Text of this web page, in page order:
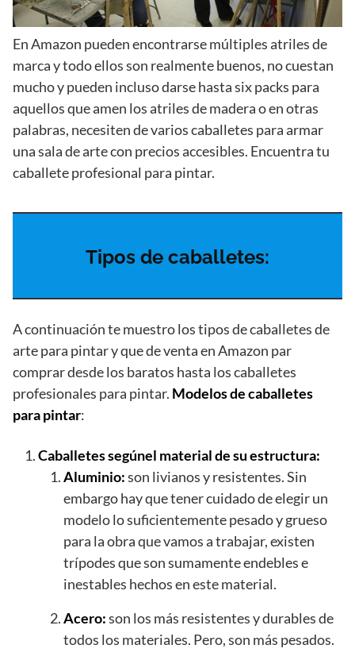
En Amazon pueden encontrarse múltiples atriles de
marca y todo ellos son realmente buenos, no cuestan
mucho y pueden incluso darse hasta six packs para
aquellos que amen los atriles de madera o en otras
palabras, necesiten de varios caballetes para armar
una sala de arte con precios accesibles. Encuentra tu
caballete profesional para pintar.
Tipos de caballetes:
A continuación te muestro los tipos de caballetes de
arte para pintar y que de venta en Amazon par
comprar desde los baratos hasta los caballetes
profesionales para pintar. Modelos de caballetes
para pintar:
Caballetes segúnel material de su estructura:
Aluminio:son livianos y resistentes. Sin
embargo hay que tener cuidado de elegir un
modelo lo suficientemente pesado y grueso
para la obra que vamos a trabajar, existen
trípodes que son sumamente endebles e
inestables hechos en este material.
Acero:son los más resistentes y durables de
todos los materiales. Pero, son más pesados.